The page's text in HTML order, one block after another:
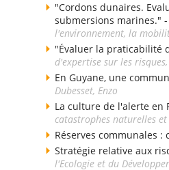
"Cordons dunaires.
submersions marines." -
l'environnement, la
"Évaluer la praticabilité
d'expertise sur les
En Guyane, une
Dubesset, Enzo
La culture de l'alerte en
catastrophes naturelles et
Réserves communales
Stratégie relative aux
l'Ecologie et du